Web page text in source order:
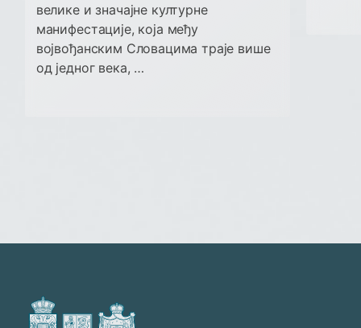
велике и значајне културне
манифестације, која међу
војвођанским Словацима траје више
од једног века, …